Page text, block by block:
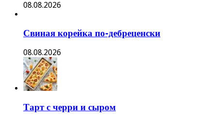
08.08.2026
Свиная корейка по-дебреценски
08.08.2026
Тарт с черри и сыром